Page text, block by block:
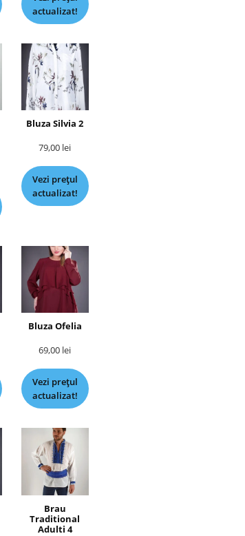
actualizat!
Bluza Silvia 2
79,00 lei
Vezi prețul
actualizat!
Bluza Ofelia
69,00 lei
Vezi prețul
actualizat!
Brau
Traditional
Adulti 4